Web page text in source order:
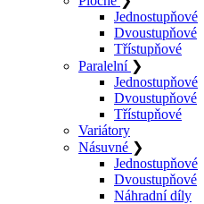
Jednostupňové
Dvoustupňové
Třístupňové
Paralelní ❯
Jednostupňové
Dvoustupňové
Třístupňové
Variátory
Násuvné ❯
Jednostupňové
Dvoustupňové
Náhradní díly